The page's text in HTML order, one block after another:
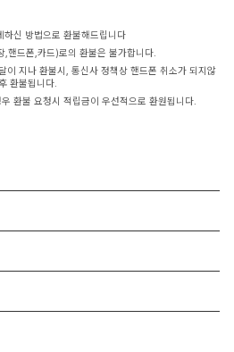
신 방법으로 환불해드립니다
핸드폰,카드)로의 환불은 불가합니다.
이 지나 환불시, 통신사 정책상 핸드폰 취소가 되지않
환불됩니다.
환불 요청시 적립금이 우선적으로 환원됩니다.